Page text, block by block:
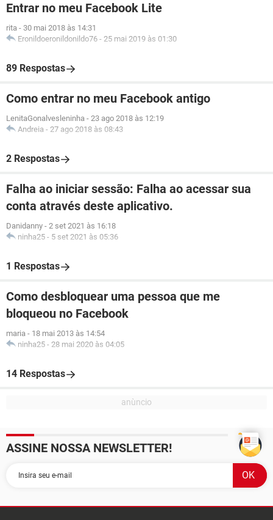
Entrar no meu Facebook Lite
rita - 30 mai 2018 às 14:31
Eronildoeronildonildo76 - 25 mai 2019 às 01:30
89 Respostas
Como entrar no meu Facebook antigo
LenitaGonalvesleninha - 23 ago 2018 às 12:19
Andreia - 27 ago 2018 às 08:43
2 Respostas
Falha ao iniciar sessão: Falha ao acessar sua
conta através deste aplicativo.
Danidanny - 2 set 2021 às 16:18
ninha25 - 5 set 2021 às 05:36
1 Respostas
Como desbloquear uma pessoa que me
bloqueou no Facebook
maria - 18 mai 2013 às 14:54
ninha25 - 28 mai 2020 às 04:05
14 Respostas
ASSINE NOSSA NEWSLETTER!